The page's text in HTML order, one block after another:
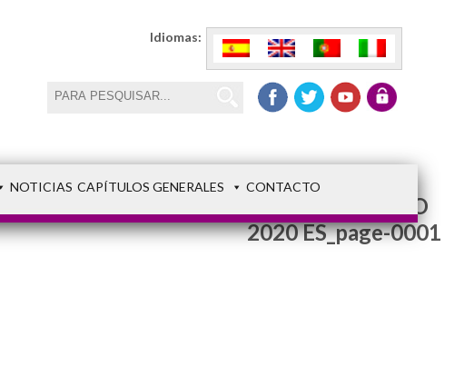
Idiomas:
NOTICIAS CAPÍTULOS GENERALES CONTACTO
LETTERA MARZO
2020 ES_page-0001